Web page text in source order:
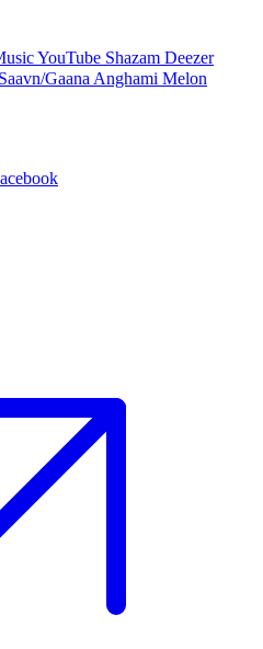
YouTube Shazam Deezer
Gaana Anghami Melon